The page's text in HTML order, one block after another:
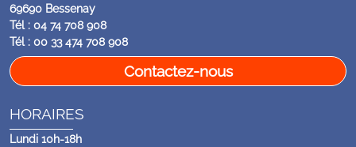
69690 Bessenay
Tél : 04 74 708 908
Tél : 00 33 474 708 908
Contactez-nous
HORAIRES
Lundi 10h-18h